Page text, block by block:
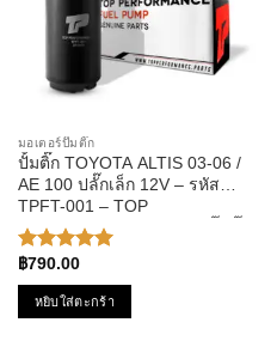
มอเตอร์ปั๊มติ๊ก
ปั้มติ๊ก TOYOTA ALTIS 03-06 /
AE 100 ปลั๊กเล็ก 12V – รหัส
TPFT-001 – TOP
PERFORMANCE มอเตอร์ปั๊มติ๊ก
ของแท้100% MADE IN JAPAN
ให้คะแนน
5.00ตั้งแต่
1-5
คะแนน
฿790.00
หยิบใส่ตะกร้า